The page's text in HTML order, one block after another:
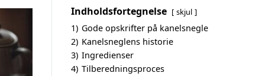
Indholdsfortegnelse skjul
1) Gode opskrifter på kanelsnegle
2) Kanelsneglens historie
3) Ingredienser
4) Tilberedningsproces